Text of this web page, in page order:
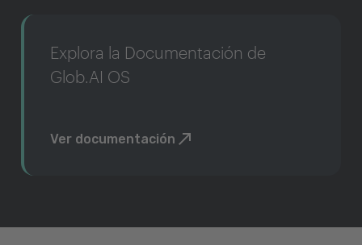
Explora la Documentación de
Glob.AI OS
Ver documentación